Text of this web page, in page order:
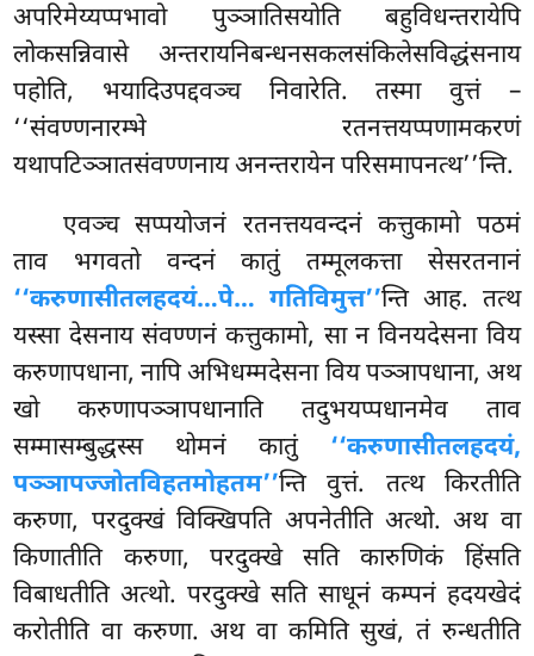
अपरिमेय्यप्पभावो पुञ्ञातिसयोति बहुविधन्तरायेपि
लोकसन्निवासे अन्तरायनिबन्धनसकलसंकिलेसविद्धंसनाय
पहोति, भयादिउपद्दवञ्च निवारेति. तस्मा वुत्तं –
‘‘संवण्णनारम्भे रतनत्तयप्पणामकरणं
यथापटिञ्ञातसंवण्णनाय अनन्तरायेन परिसमापनत्थ’’न्ति.
एवञ्च सप्पयोजनं रतनत्तयवन्दनं कत्तुकामो पठमं
ताव भगवतो वन्दनं कातुं तम्मूलकत्ता सेसरतनानं
‘‘करुणासीतलहदयं…पे… गतिविमुत्त’’न्ति आह. तत्थ
यस्सा देसनाय संवण्णनं कत्तुकामो, सा न विनयदेसना विय
करुणापधाना, नापि अभिधम्मदेसना विय पञ्ञापधाना, अथ
खो करुणापञ्ञापधानाति तदुभयप्पधानमेव ताव
सम्मासम्बुद्धस्स थोमनं कातुं ‘‘करुणासीतलहदयं,
पञ्ञापज्जोतविहतमोहतम’’न्ति वुत्तं. तत्थ किरतीति
करुणा, परदुक्खं विक्खिपति अपनेतीति अत्थो. अथ वा
किणातीति करुणा, परदुक्खे सति कारुणिकं हिंसति
विबाधतीति अत्थो. परदुक्खे सति साधूनं कम्पनं हदयखेदं
करोतीति वा करुणा. अथ वा कमिति सुखं, तं रुन्धतीति